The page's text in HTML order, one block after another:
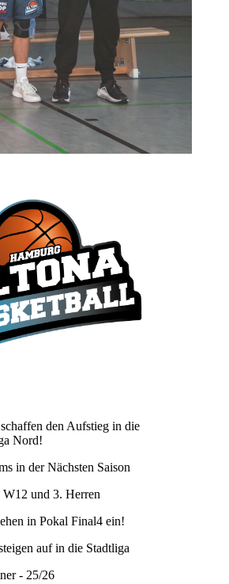
den Aufstieg in die
Nord!
in der Nächsten Saison
und 3. Herren
in Pokal Final4 ein!
auf in die Stadtliga
- 25/26